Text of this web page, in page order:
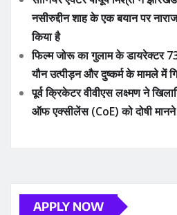
नसीरुद्दीन शाह के एक बयान पर
किया है
फिल्म जोरू का गुलाम के डायरेक्टर
यौन उत्पीड़न और दुष्कर्म के मामले में
पूर्व क्रिकेटर वीवीएस लक्ष्मण ने
ऑफ एक्सीलेंस (CoE) को दोषी
APPLY NOW